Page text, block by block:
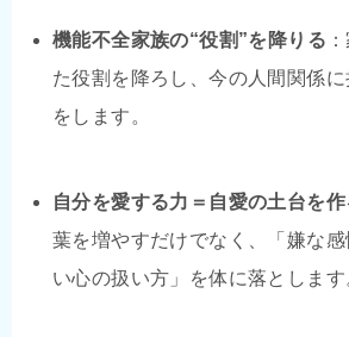
機能不全家族の“役割”を降りる
た役割を降ろし、今の人間関係
をします。
自分を愛する力＝自愛の土台を作
葉を増やすだけでなく、「嫌な
い心の扱い方」を体に落とします